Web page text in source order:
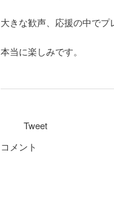
大きな歓声、応援の中でプ
本当に楽しみです
Tweet
コメント